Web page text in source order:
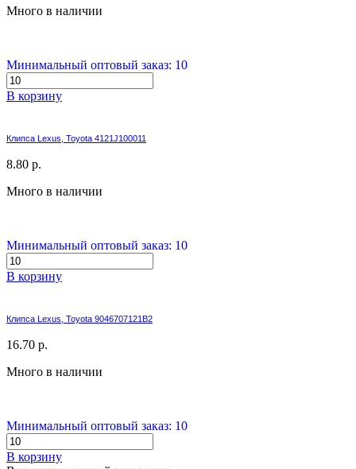
Много в наличии
Минимальный оптовый заказ: 10
В корзину
Клипса Lexus, Toyota 4121J100011
8.80 р.
Много в наличии
Минимальный оптовый заказ: 10
В корзину
Клипса Lexus, Toyota 9046707121B2
16.70 р.
Много в наличии
Минимальный оптовый заказ: 10
В корзину